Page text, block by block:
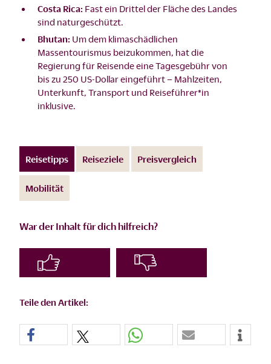
Costa Rica: Fast ein Drittel der Fläche des Landes
sind naturgeschützt.
Bhutan: Um dem klimaschädlichen
Massentourismus beizukommen, hat die
Regierung für Reisende eine Tagesgebühr von
bis zu 250 US-Dollar eingeführt – Mahlzeiten,
Unterkunft, Transport und Reiseführer*in
inklusive.
Reisetipps Reiseziele Preisvergleich
Mobilität
War der Inhalt für dich hilfreich?
Teile den Artikel: